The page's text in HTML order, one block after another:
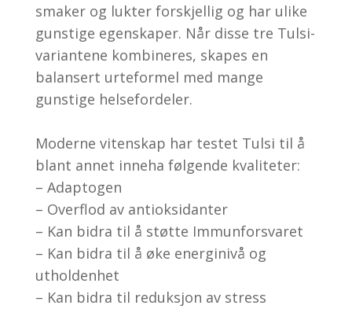
smaker og lukter forskjellig og har ulike
gunstige egenskaper. Når disse tre Tulsi-
variantene kombineres, skapes en
balansert urteformel med mange
gunstige helsefordeler.
Moderne vitenskap har testet Tulsi til å
blant annet inneha følgende kvaliteter:
– Adaptogen
– Overflod av antioksidanter
– Kan bidra til å støtte Immunforsvaret
– Kan bidra til å øke energinivå og
utholdenhet
– Kan bidra til reduksjon av stress